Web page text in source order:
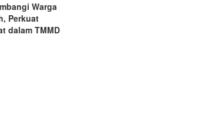
Warga
Perkuat
dalam TMMD